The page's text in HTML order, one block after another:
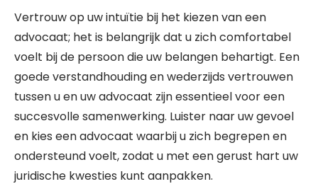
Vertrouw op uw intuïtie bij het kiezen van een
advocaat; het is belangrijk dat u zich comfortabel
voelt bij de persoon die uw belangen behartigt. Een
goede verstandhouding en wederzijds vertrouwen
tussen u en uw advocaat zijn essentieel voor een
succesvolle samenwerking. Luister naar uw gevoel
en kies een advocaat waarbij u zich begrepen en
ondersteund voelt, zodat u met een gerust hart uw
juridische kwesties kunt aanpakken.